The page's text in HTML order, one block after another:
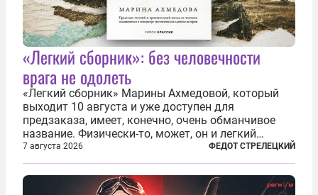
«Легкий сборник»: без человечности
врага не одолеть
«Легкий сборник» Марины Ахмедовой, который
выходит 10 августа и уже доступен для
предзаказа, имеет, конечно, очень обманчивое
название. Физически-то, может, он и легкий
относительно. Но метафизически —
безотносительно тяжелый. Десять рассказов,
каждый из которых напрямую или косвенно (в
основном —...
7 августа 2026 ФЕДОТ СТРЕЛЕЦКИЙ